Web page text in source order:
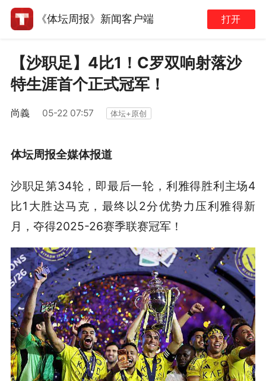
《体坛周报》新闻客户端 打开
【沙职足】4比1！C罗双响射落沙
特生涯首个正式冠军！
尚義 05-22 07:57 体坛+原创
体坛周报全媒体报道
沙职足第34轮，即最后一轮，利雅得胜利主场4
比1大胜达马克，最终以2分优势力压利雅得新
月，夺得2025-26赛季联赛冠军！